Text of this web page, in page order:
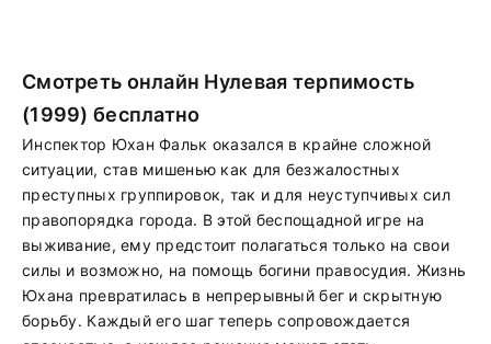
Смотреть онлайн Нулевая терпимость
(1999) бесплатно
Инспектор Юхан Фальк оказался в крайне сложной
ситуации, став мишенью как для безжалостных
преступных группировок, так и для неуступчивых сил
правопорядка города. В этой беспощадной игре на
выживание, ему предстоит полагаться только на свои
силы и возможно, на помощь богини правосудия. Жизнь
Юхана превратилась в непрерывный бег и скрытную
борьбу. Каждый его шаг теперь сопровождается